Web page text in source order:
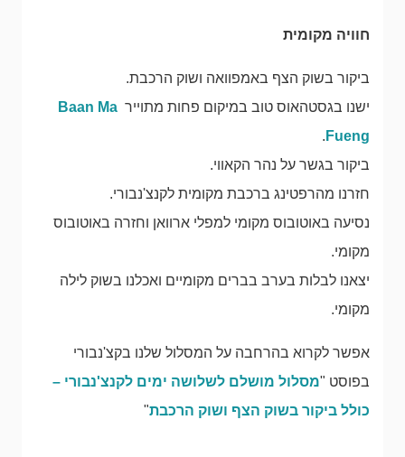
חוויה מקומית
ביקור בשוק הצף באמפוואה ושוק הרכבת.
ישנו בגסטהאוס טוב במיקום פחות מתוייר Baan Ma
Fueng
.
ביקור בגשר על נהר הקאווי.
חזרנו מהרפטינג ברכבת מקומית לקנצ'נבורי.
נסיעה באוטובוס מקומי למפלי ארוואן וחזרה באוטובוס
מקומי.
יצאנו לבלות בערב בברים מקומיים ואכלנו בשוק לילה
מקומי.
אפשר לקרוא בהרחבה על המסלול שלנו בקצ'נבורי
בפוסט "מסלול מושלם לשלושה ימים לקנצ'נבורי –
כולל ביקור בשוק הצף ושוק הרכבת"